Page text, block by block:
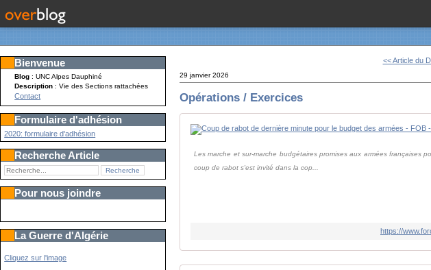
Bienvenue
Blog : UNC Alpes Dauphiné
Description: Vie des Sections rattachées
Contact
Formulaire d'adhésion
2020: formulaire d'adhésion
Recherche Article
Pour nous joindre
La Guerre d'Algérie
Cliquez sur l'image
<< Article du
29 janvier 2026
Opérations / Exercices
Les marche et sur-marche budgétaires promises aux armées françaises
coup de rabot s'est invité dans la cop...
https://